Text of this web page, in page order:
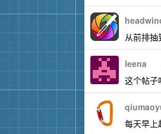
从前排
leena
这个帖子
每天早上